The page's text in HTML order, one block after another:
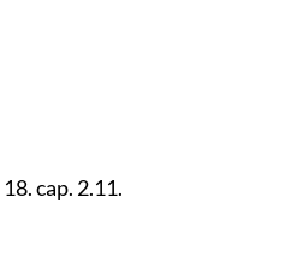
18. cap. 2.11.